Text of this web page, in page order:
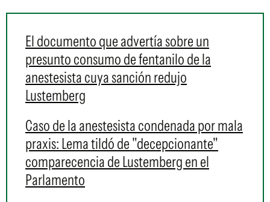
El documento que advertía sobre un
presunto consumo de fentanilo de la
anestesista cuya sanción redujo
Lustemberg
Caso de la anestesista condenada por mala
praxis: Lema tildó de "decepcionante"
comparecencia de Lustemberg en el
Parlamento